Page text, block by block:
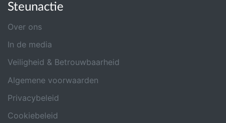
Steunactie
Over ons
In de media
Veiligheid & Betrouwbaarheid
Algemene voorwaarden
Privacybeleid
Cookiebeleid